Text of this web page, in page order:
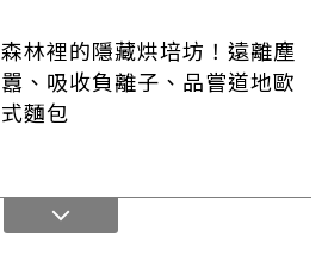
森林裡的隱藏烘培坊！遠離塵
囂、吸收負離子、品嘗道地歐
式麵包